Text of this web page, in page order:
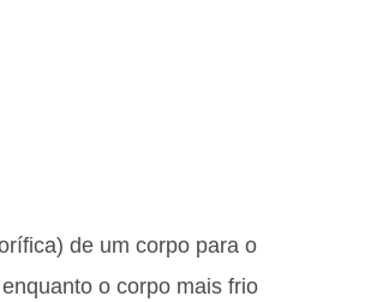
de um corpo para o
o corpo mais frio